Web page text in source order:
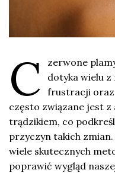
C
zerwone
dotyka wielu z
frustracji oraz
często związane jest
trądzikiem, co
przyczyn takich
wiele skutecznych
poprawić wygląd